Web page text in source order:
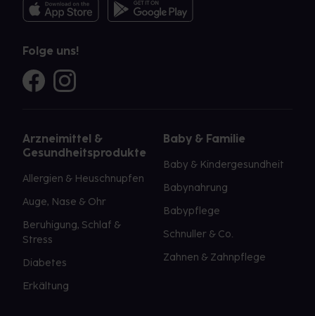
Folge uns!
Arzneimittel &
Gesundheitsprodukte
Allergien & Heuschnupfen
Auge, Nase & Ohr
Beruhigung, Schlaf &
Stress
Diabetes
Erkältung
Baby & Familie
Baby & Kindergesundheit
Babynahrung
Babypflege
Schnuller & Co.
Zahnen & Zahnpflege